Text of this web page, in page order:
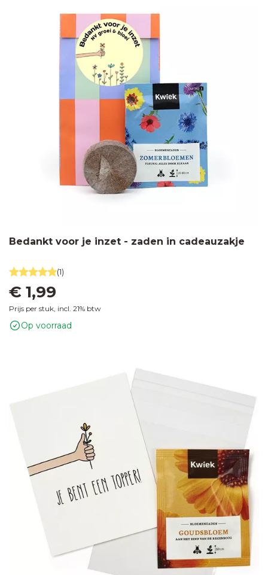
Bedankt voor je inzet - zaden in cadeauzakje
(1)
€ 1,99
Prijs per stuk, incl. 21% btw
Op voorraad